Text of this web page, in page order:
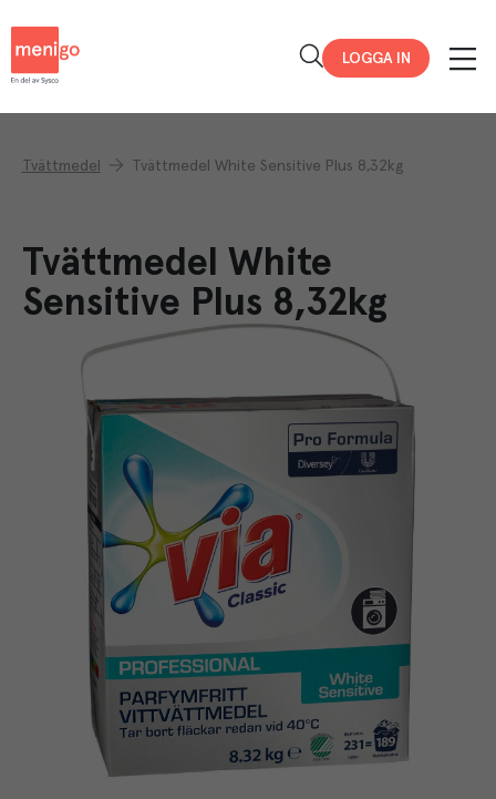
LOGGA IN
Tvättmedel Tvättmedel White Sensitive Plus 8,32kg
Tvättmedel White
Sensitive Plus 8,32kg